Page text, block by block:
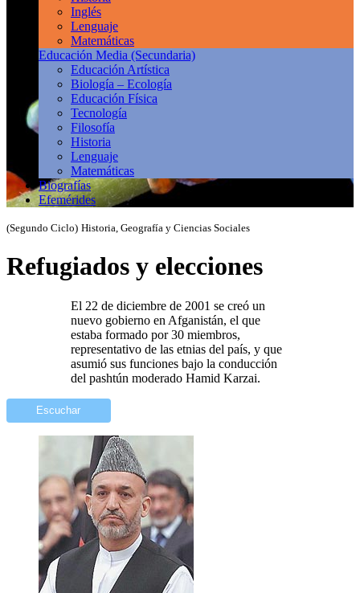
Inglés
Lenguaje
Matemáticas
Educación Media (Secundaria)
Educación Artística
Biología – Ecología
Educación Física
Tecnología
Filosofía
Historia
Lenguaje
Matemáticas
Biografías
Efemérides
(Segundo Ciclo) Historia, Geografía y Ciencias Sociales
Refugiados y elecciones
El 22 de diciembre de 2001 se creó un
nuevo gobierno en Afganistán, el que
estaba formado por 30 miembros,
representativo de las etnias del país, y que
asumió sus funciones bajo la conducción
del pashtún moderado Hamid Karzai.
Escuchar